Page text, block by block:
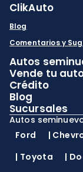
ClikAuto
Blog
Comentarios y
Autos
Vende tu
Crédito
Blog
Sucursales
Autos
Ford
|
| Toyota |